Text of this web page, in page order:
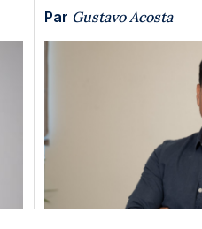
Par Gustavo Acosta